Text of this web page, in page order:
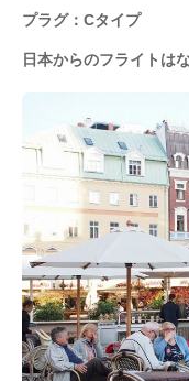
プラグ：Cタイプ
日本からのフライトは